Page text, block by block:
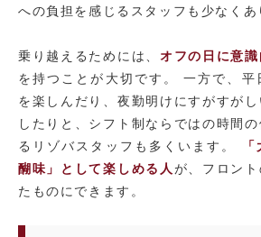
への負担を感じるスタッフも少なくあ
乗り越えるためには、 オフの日に意
を持つことが大切です。 一方で、平
を楽しんだり、夜勤明けにすがすが
したりと、シフト制ならではの時間
るリゾバスタッフも多くいます。
醐味」として楽しめる人 が、フロン
たものにできます。